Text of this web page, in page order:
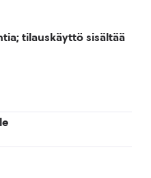
tilauskäyttö sisältää